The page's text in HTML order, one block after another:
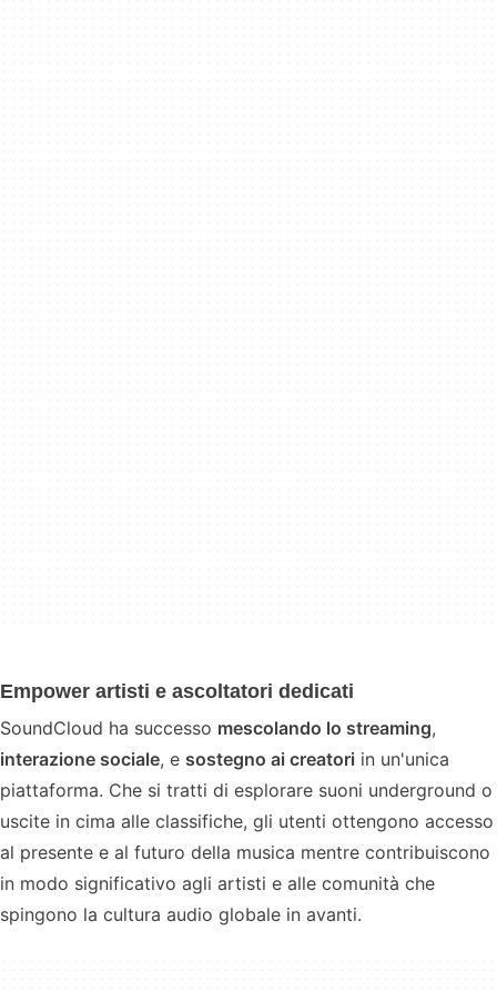
Empower artisti e ascoltatori dedicati
SoundCloud ha successo mescolando lo streaming,
interazione sociale, e sostegno ai creatori in un'unica
piattaforma. Che si tratti di esplorare suoni underground o
uscite in cima alle classifiche, gli utenti ottengono accesso
al presente e al futuro della musica mentre contribuiscono
in modo significativo agli artisti e alle comunità che
spingono la cultura audio globale in avanti.